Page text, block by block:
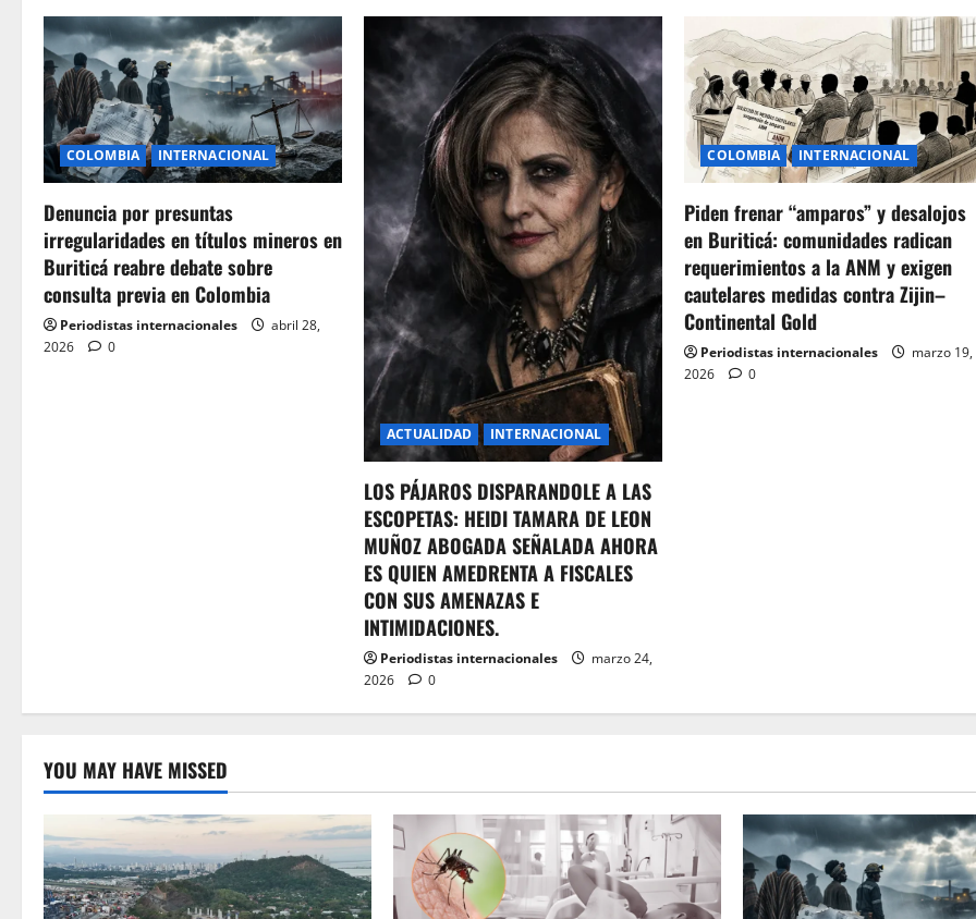
COLOMBIA INTERNACIONAL
Denuncia por presuntas
irregularidades en títulos mineros en
Buriticá reabre debate sobre
consulta previa en Colombia
Periodistas internacionales
abril 28,
2026
0
ACTUALIDAD INTERNACIONAL
LOS PÁJAROS DISPARANDOLE A LAS
ESCOPETAS: HEIDI TAMARA DE LEON
MUÑOZ ABOGADA SEÑALADA AHORA
ES QUIEN AMEDRENTA A FISCALES
CON SUS AMENAZAS E
INTIMIDACIONES.
Periodistas internacionales
marzo 24,
2026
0
COLOMBIA INTERNACIONAL
Piden frenar “amparos” y desalojos
en Buriticá: comunidades radican
requerimientos a la ANM y exigen
cautelares medidas contra Zijin–
Continental Gold
Periodistas internacionales
marzo 19,
2026
0
YOU MAY HAVE MISSED